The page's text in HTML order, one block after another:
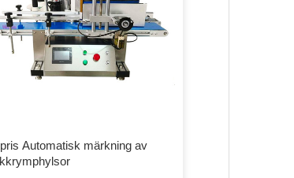
Automatisk märkning av